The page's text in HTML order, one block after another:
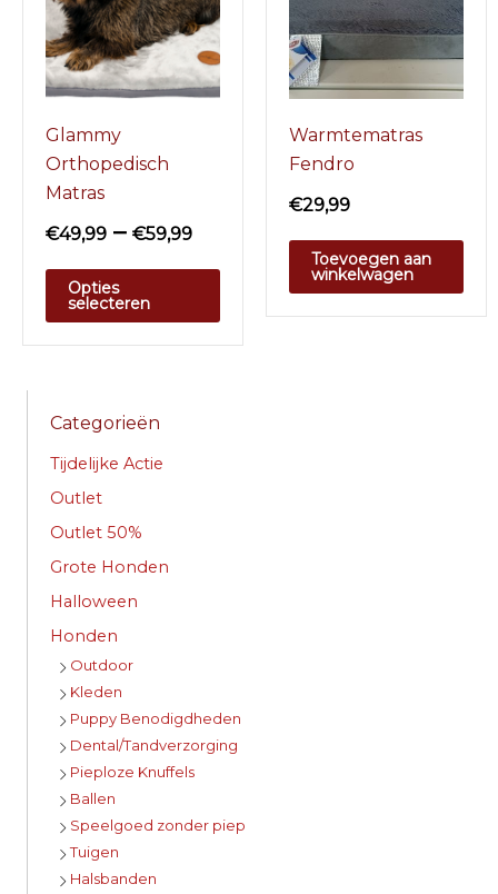
Glammy
Orthopedisch
Matras
€49,99 – €59,99
Opties
selecteren
Warmtematras
Fendro
€29,99
Toevoegen aan
winkelwagen
Categorieën
Tijdelijke Actie
Outlet
Outlet 50%
Grote Honden
Halloween
Honden
Outdoor
Kleden
Puppy Benodigdheden
Dental/Tandverzorging
Pieploze Knuffels
Ballen
Speelgoed zonder piep
Tuigen
Halsbanden